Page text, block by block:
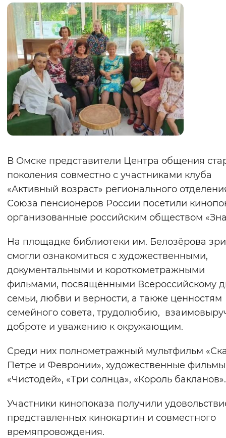
Нормальный Увеличенный
Цвет сайта
Монохромный Инверсивный
Синий фон
Изображения
Включены Выключены
Воспроизвести Остановить
Вернуть стандартные настройки
В Омске представители Центра общения
поколения совместно с участниками клуба
«Активный возраст» регионального
Союза пенсионеров России посетили
организованные российским обществом
На площадке библиотеки им. Белозёрова
смогли ознакомиться с художественными,
документальными и короткометражными
фильмами, посвящёнными Всероссийскому
семьи, любви и верности, а также ценностям
семейного совета, трудолюбию,
доброте и уважению к окружающим.
Среди них полнометражный мультфильм
Петре и Февронии», художественные фильмы
«Чистодей», «Три солнца», «Король бакланов».
Участники кинопоказа получили
представленных кинокартин и совместного
времяпровождения.